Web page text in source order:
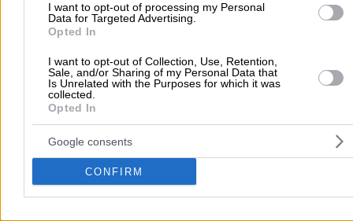
I want to opt-out of processing my Personal
Data for Targeted Advertising.
Opted In
I want to opt-out of Collection, Use, Retention,
Sale, and/or Sharing of my Personal Data that
Is Unrelated with the Purposes for which it was
collected.
Opted In
Google consents
CONFIRM
Προσθήκη αξιολόγησης
> Νομός ΧΑΝΙΩΝ > Χανιά > Οικιακές Εγκαταστάσεις >
Αποφράξεις Αποχετεύσεων > Ανδρεαδάκης Θεοφάνης Ι.
Δημοφιλείς Αναζητήσεις
Μετακομίσεις & Μεταφορές Κλειδιά & Κλειδαριές
Ψυχολόγοι Παιδικοί Σταθμοί Οδοντίατροι